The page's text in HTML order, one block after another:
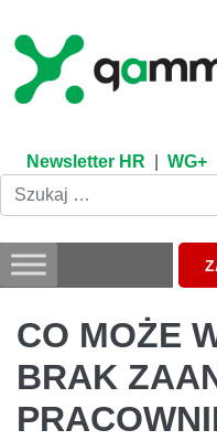
content
Newsletter HR WG+
CO MOŻE
BRAK